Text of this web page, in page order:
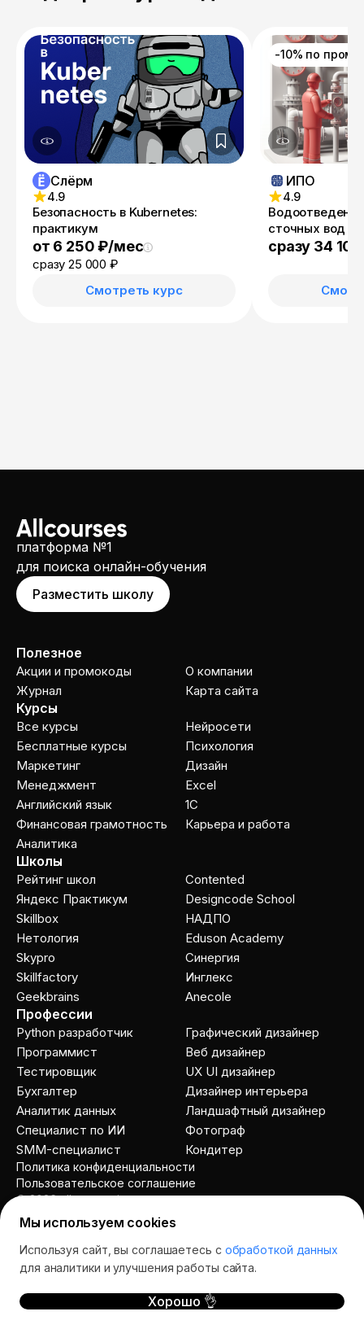
Слёрм
4.9
Безопасность в Kubernetes:
практикум
от 6 250 ₽/мес
сразу 25 000 ₽
Смотреть курс
-10% по
ИПО
4.9
сточных вод
сразу 34
платформа №1
для поиска онлайн-обучения
Разместить школу
Полезное
Акции и промокоды
Журнал
О компании
Карта сайта
Курсы
Все курсы
Бесплатные курсы
Маркетинг
Менеджмент
Английский язык
Финансовая грамотность
Аналитика
Нейросети
Психология
Дизайн
Excel
1C
Карьера и работа
Школы
Рейтинг школ
Яндекс Практикум
Skillbox
Нетология
Skypro
Skillfactory
Geekbrains
Contented
Designcode School
НАДПО
Eduson Academy
Cинергия
Инглекс
Anecole
Профессии
Python разработчик
Программист
Тестировщик
Бухгалтер
Аналитик данных
Специалист по ИИ
SMM-специалист
Графический дизайнер
Веб дизайнер
UX UI дизайнер
Дизайнер интерьера
Ландшафтный дизайнер
Фотограф
Кондитер
© 2026 allcourses.io
Пользовательское соглашение
Политика конфиденциальности
Мы используем cookies
Используя сайт, вы соглашаетесь с обработкой данных
для аналитики и улучшения работы сайта.
Хорошо 👌